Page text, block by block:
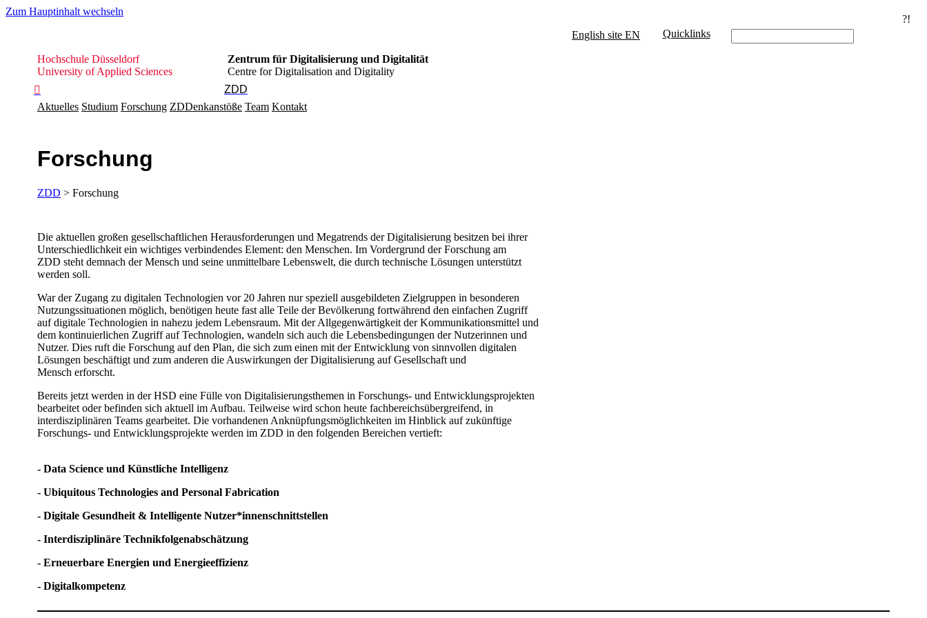
Zum Hauptinhalt wechseln
?!
Hochschule
Düsseldorf
Hochschule Düsseldorf
University of Applied Sciences
Zentrum für Digitalisierung und Digitalität
Centre for Digitalisation and Digitality

ZDD
English site EN Quicklinks
Aktuelles Studium Forschung ZDDenkanstöße Team Kontakt
Forschung
ZDD > Forschung
​​Die aktuellen großen gesellschaftlichen Herausforderungen und Megatrends der Digitalisierung besitzen bei ihrer
Unterschiedlichkeit ein wichtiges verbindendes Element: den Menschen. Im Vordergrund der Forschung am
ZDD steht demnach der Mensch und seine unmittelbare Lebenswelt, die durch technische Lösungen unterstützt
werden soll.
War der Zugang zu digitalen Technologien vor 20 Jahren nur speziell ausgebildeten Zielgruppen in besonderen
Nutzungssituationen möglich, benötigen heute fast alle Teile der Bevölkerung fortwährend den einfachen Zugriff
auf digitale Technologien in nahezu jedem Lebensraum. Mit der Allgegenwärtigkeit der Kommunikationsmittel und
dem kontinuierlichen Zugriff auf Technologien, wandeln sich auch die Lebensbedingungen der Nutzerinnen und
Nutzer. Dies ruft die Forschung auf den Plan, die sich zum einen mit der Entwicklung von sinnvollen digitalen
Lösungen beschäftigt und zum anderen die Auswirkungen der Digitalisierung auf Gesellschaft und
Mensch erforscht.
Bereits jetzt werden in der HSD eine Fülle von Digitalisierungsthemen in Forschungs- und Entwicklungsprojekten
bearbeitet oder befinden sich aktuell im Aufbau. Teilweise wird schon heute fachbereichsübergreifend, in
interdisziplinären Teams gearbeitet. Die vorhandenen Anknüpfungsmöglichkeiten im Hinblick auf zukünftige
Forschungs- und Entwicklungsprojekte werden im ZDD in den folgenden Bereichen vertieft:
- Data Science und Künstliche Intelligenz
- Ubiquitous Technologies and Personal Fabrication
- Digitale Gesundheit & Intelligente Nutzer*innenschnittstellen
- Interdisziplinäre Technikfolgenabschätzung
- Erneuerbare Energien und Energieeffizienz
- Digitalkompetenz